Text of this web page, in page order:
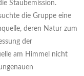
Staubemission.
die Gruppe eine
deren Natur zum
der
am Himmel nicht